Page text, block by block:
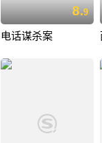
8.9
电话谋杀案